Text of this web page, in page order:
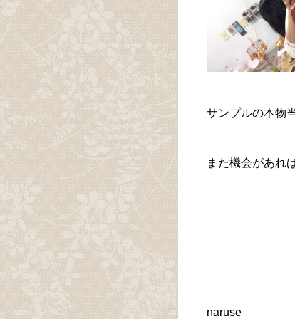
サンプルの本物
また機会があれ
naruse